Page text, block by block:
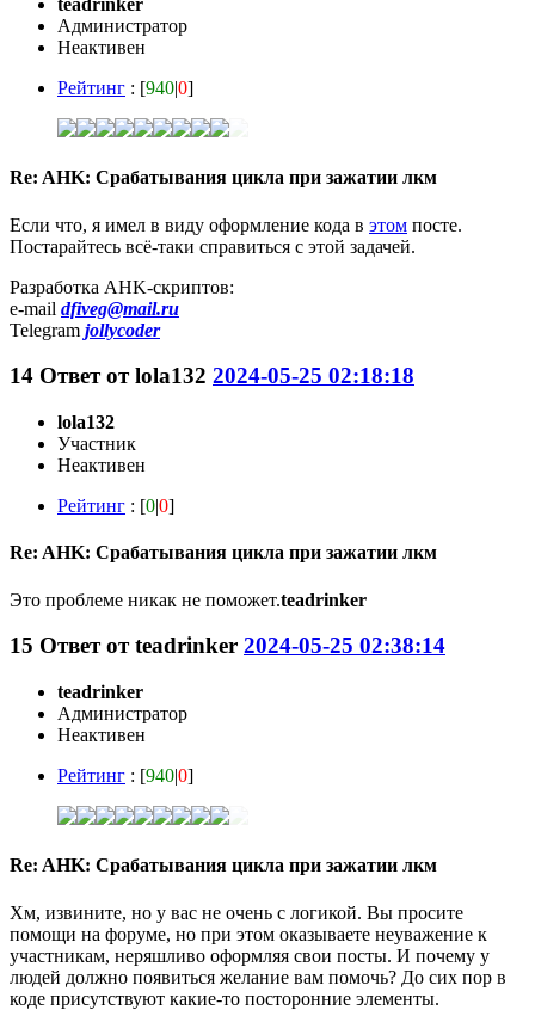
teadrinker
Администратор
Неактивен
Рейтинг : [940|0]
Re: AHK: Срабатывания цикла при зажатии лкм
Если что, я имел в виду оформление кода в этом посте.
Постарайтесь всё-таки справиться с этой задачей.
Разработка AHK-скриптов:
e-mail dfiveg@mail.ru
Telegram jollycoder
14 Ответ отlola132 2024-05-25 02:18:18
lola132
Участник
Неактивен
Рейтинг : [0|0]
Re: AHK: Срабатывания цикла при зажатии лкм
Это проблеме никак не поможет.teadrinker
15 Ответ отteadrinker 2024-05-25 02:38:14
teadrinker
Администратор
Неактивен
Рейтинг : [940|0]
Re: AHK: Срабатывания цикла при зажатии лкм
Хм, извините, но у вас не очень с логикой. Вы просите
помощи на форуме, но при этом оказываете неуважение к
участникам, неряшливо оформляя свои посты. И почему у
людей должно появиться желание вам помочь? До сих пор в
коде присутствуют какие-то посторонние элементы.